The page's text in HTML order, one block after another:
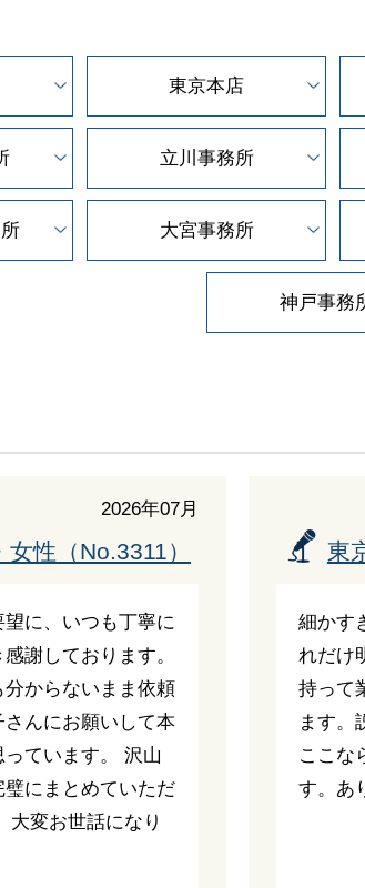
東京本店
立川事務所
大宮事務所
神戸事務
2026年07月
性（No.3311）
に、いつも丁寧に
謝しております。
からないまま依頼
んにお願いして本
ています。 沢山
にまとめていただ
大変お世話になり
東
細かす
れだけ
持って
ます。
ここな
す。あ